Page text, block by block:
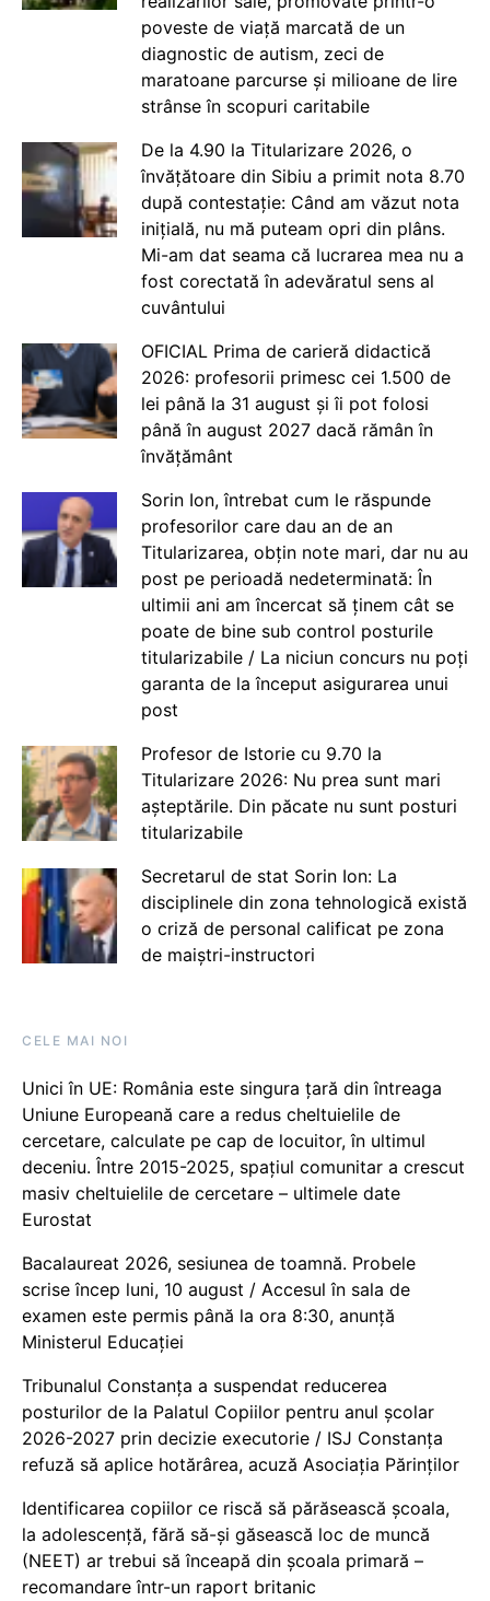
poveste de viață marcată de un
diagnostic de autism, zeci de
maratoane parcurse și milioane de lire
strânse în scopuri caritabile
De la 4.90 la Titularizare 2026, o
învățătoare din Sibiu a primit nota 8.70
după contestație: Când am văzut nota
inițială, nu mă puteam opri din plâns.
Mi-am dat seama că lucrarea mea nu a
fost corectată în adevăratul sens al
cuvântului
OFICIAL Prima de carieră didactică
2026: profesorii primesc cei 1.500 de
lei până la 31 august și îi pot folosi
până în august 2027 dacă rămân în
învățământ
Sorin Ion, întrebat cum le răspunde
profesorilor care dau an de an
Titularizarea, obțin note mari, dar nu au
post pe perioadă nedeterminată: În
ultimii ani am încercat să ținem cât se
poate de bine sub control posturile
titularizabile / La niciun concurs nu poți
garanta de la început asigurarea unui
post
Profesor de Istorie cu 9.70 la
Titularizare 2026: Nu prea sunt mari
așteptările. Din păcate nu sunt posturi
titularizabile
Secretarul de stat Sorin Ion: La
disciplinele din zona tehnologică există
o criză de personal calificat pe zona
de maiștri-instructori
CELE MAI NOI
Unici în UE: România este singura țară din întreaga
Uniune Europeană care a redus cheltuielile de
cercetare, calculate pe cap de locuitor, în ultimul
deceniu. Între 2015-2025, spațiul comunitar a crescut
masiv cheltuielile de cercetare – ultimele date
Eurostat
Bacalaureat 2026, sesiunea de toamnă. Probele
scrise încep luni, 10 august / Accesul în sala de
examen este permis până la ora 8:30, anunță
Ministerul Educației
Tribunalul Constanța a suspendat reducerea
posturilor de la Palatul Copiilor pentru anul școlar
2026-2027 prin decizie executorie / ISJ Constanța
refuză să aplice hotărârea, acuză Asociația Părinților
Identificarea copiilor ce riscă să părăsească școala,
la adolescență, fără să-și găsească loc de muncă
(NEET) ar trebui să înceapă din școala primară –
recomandare într-un raport britanic